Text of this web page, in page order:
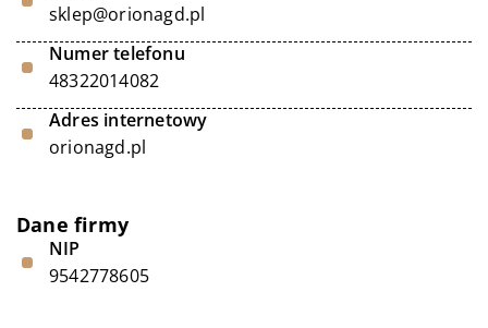
sklep@orionagd.pl
Numer telefonu
48322014082
Adres internetowy
orionagd.pl
Dane firmy
NIP
9542778605